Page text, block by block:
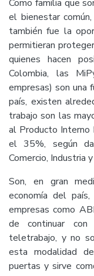
Como familia que
el bienestar
también fue la
permitieran
quienes hacen
Colombia, las
empresas) son una
país, existen
trabajo son las
al Producto Interno
el 35%, según
Comercio, Industria
Son, en gran
economía del
empresas como
de continuar con
teletrabajo, y no
esta modalidad
puertas y sirve